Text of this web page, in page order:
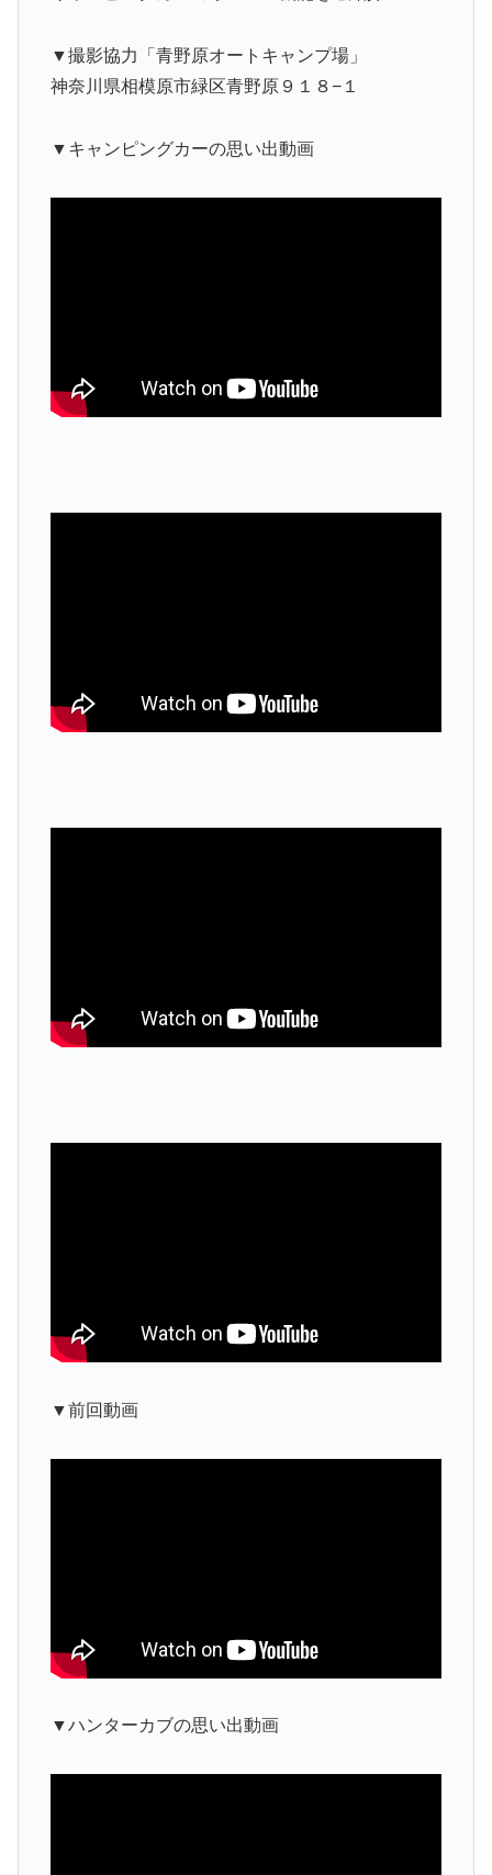
▼撮影協力「青野原オートキャンプ場」
神奈川県相模原市緑区青野原９１８−１
▼キャンピングカーの思い出動画
▼前回動画
▼ハンターカブの思い出動画